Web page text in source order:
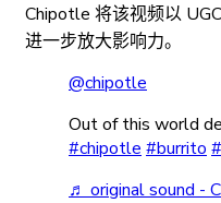
Chipotle 将该视频以
进一步放大影响力。
@chipotle
Out of this world
#chipotle #burrito
♬ original sound -